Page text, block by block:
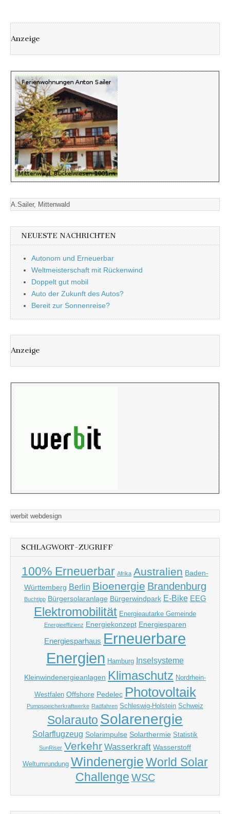
Anzeige
A.Sailer, Mittenwald
NEUESTE NACHRICHTEN
Autonom und Erneuerbar
Weltmeisterschaft mit Rückenwind
Doppelt gut mobil
Auto der Zukunft des Autos?
Bereit zur Sonnenreise?
Anzeige
werbit webdesign
SCHLAGWORT-ZUGRIFF
100% Erneuerbar Afrika Australien Baden-
Württemberg Berlin Bioenergie Brandenburg
Buchtipp Bürgersolaranlage Bürgerwindpark E-Bike EEG
Elektromobilität Energieautarke Gemeinde
Energieeffizienz Energiekonzept Energiesparen
Energiesparhaus Erneuerbare
Energien Hamburg Inselsysteme
Kleinwindenergieanlagen Klimaschutz Nordrhein-
Westfalen Offshore Pedelec Photovoltaik
Pumpspeicherkraftwerke Radfahren Schleswig-Holstein Schweiz
Solarauto Solarenergie
Solarflugzeug Solarimpulse Solarthermie Statistik
SunRiser Verkehr Wasserkraft Wasserstoff
Weltumrundung Windenergie World Solar
Challenge WSC